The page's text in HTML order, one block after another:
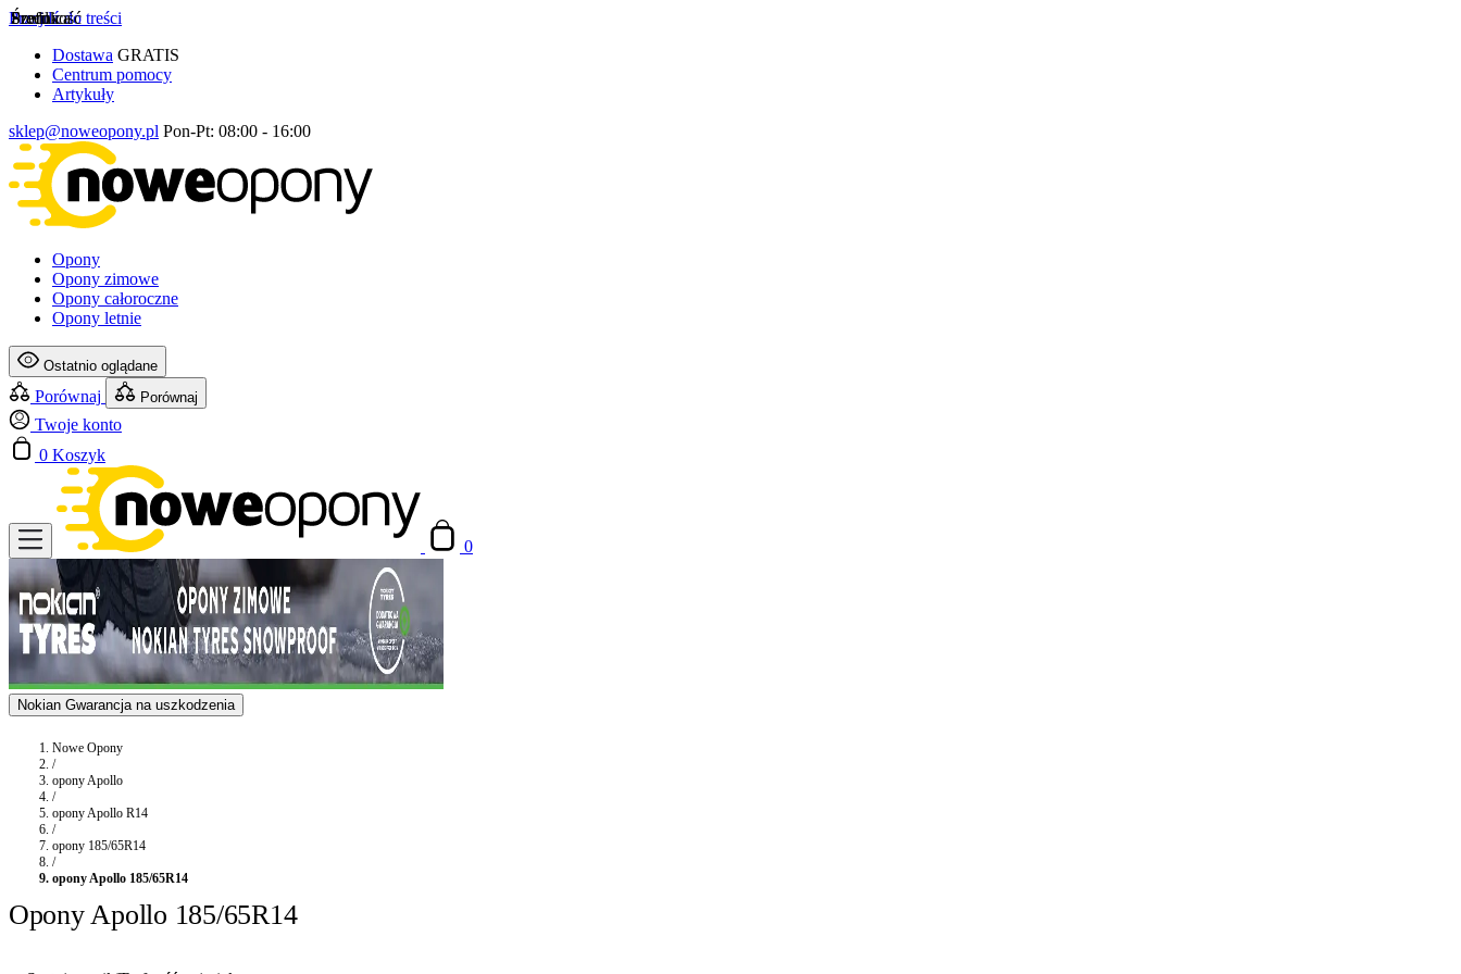
Przejdź do treści
Dostawa GRATIS
Centrum pomocy
Artykuły
sklep@noweopony.pl Pon-Pt: 08:00 - 16:00
Opony
Opony zimowe
Opony całoroczne
Opony letnie
Ostatnio oglądane
Porównaj Porównaj
Twoje konto
0 Koszyk
0
Nokian Gwarancja na uszkodzenia
Nowe Opony
/
opony Apollo
/
opony Apollo R14
/
opony 185/65R14
/
opony Apollo 185/65R14
Opony Apollo 185/65R14
Szerokość
Profil
Średnica